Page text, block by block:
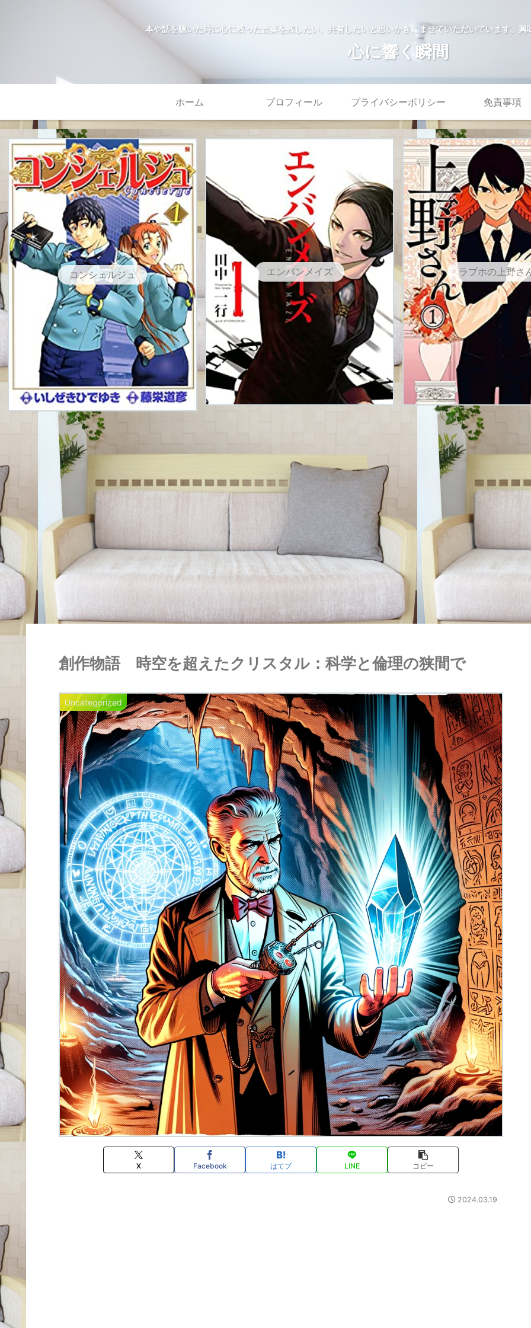
本や話を聴いた時に心に残った言葉を残したい、共有したいと思いかきこませていただいています、
心に響く瞬間
ホーム プロフィール プライバシーポリシー 免責事項
コンシェルジュ エンバンメイズ ラブホの上野さ
創作物語 時空を超えたクリスタル：科学と倫理の狭間で
Uncategorized
X Facebook はてブ LINE コピー
2024.03.19